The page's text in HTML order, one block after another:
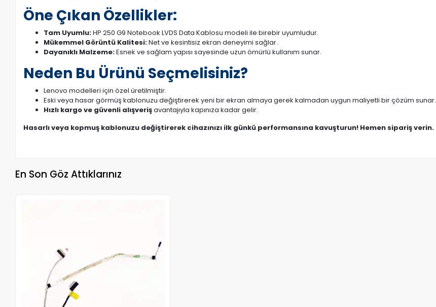
Öne Çıkan Özellikler:
Tam Uyumlu:HP 250 G9 Notebook LVDS Data Kablosu modeli ile birebir uyumludur.
Mükemmel Görüntü Kalitesi:Net ve kesintisiz ekran deneyimi sağlar.
Dayanıklı Malzeme:Esnek ve sağlam yapısı sayesinde uzun ömürlü kullanım sunar.
Neden Bu Ürünü Seçmelisiniz?
Lenovo modelleri için özel üretilmiştir.
Eski veya hasar görmüş kablonuzu değiştirerek yeni bir ekran almaya gerek kalmadan uygun maliyetli bir çözüm sunar.
Hızlı kargo ve güvenli alışverişavantajıyla kapınıza kadar gelir.
Hasarlı veya kopmuş kablonuzu değiştirerek cihazınızı ilk günkü performansına kavuşturun! Hemen sipariş verin.
En Son Göz Attıklarınız